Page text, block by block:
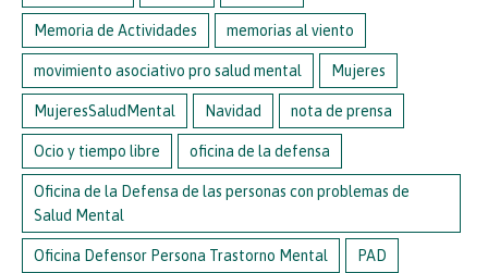
Memoria de Actividades memorias al viento
movimiento asociativo pro salud mental Mujeres
MujeresSaludMental Navidad nota de prensa
Ocio y tiempo libre oficina de la defensa
Oficina de la Defensa de las personas con problemas de
Salud Mental
Oficina Defensor Persona Trastorno Mental PAD